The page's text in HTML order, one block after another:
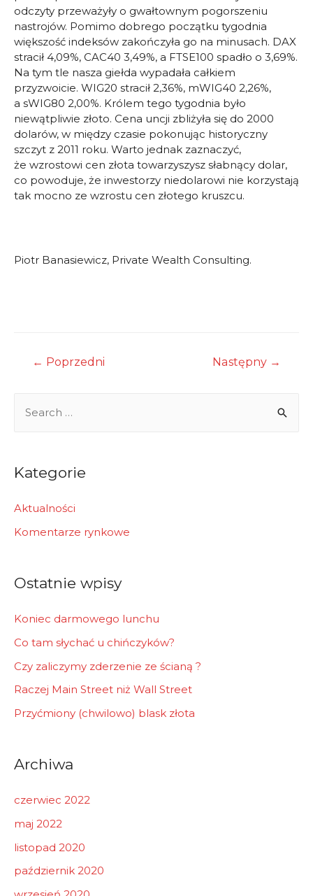
odczyty przeważyły o gwałtownym pogorszeniu
nastrojów. Pomimo dobrego początku tygodnia
większość indeksów zakończyła go na minusach. DAX
stracił 4,09%, CAC40 3,49%, a FTSE100 spadło o 3,69%.
Na tym tle nasza giełda wypadała całkiem
przyzwoicie. WIG20 stracił 2,36%, mWIG40 2,26%,
a sWIG80 2,00%. Królem tego tygodnia było
niewątpliwie złoto. Cena uncji zbliżyła się do 2000
dolarów, w między czasie pokonując historyczny
szczyt z 2011 roku. Warto jednak zaznaczyć,
że wzrostowi cen złota towarzyszysz słabnący dolar,
co powoduje, że inwestorzy niedolarowi nie korzystają
tak mocno ze wzrostu cen złotego kruszcu.
Piotr Banasiewicz, Private Wealth Consulting.
Nawigacja
← Poprzedni Następny →
r
h
f
Kategorie
Aktualności
Komentarze rynkowe
Ostatnie wpisy
Koniec darmowego lunchu
Co tam słychać u chińczyków?
Czy zaliczymy zderzenie ze ścianą ?
Raczej Main Street niż Wall Street
Przyćmiony (chwilowo) blask złota
Archiwa
czerwiec 2022
maj 2022
listopad 2020
październik 2020